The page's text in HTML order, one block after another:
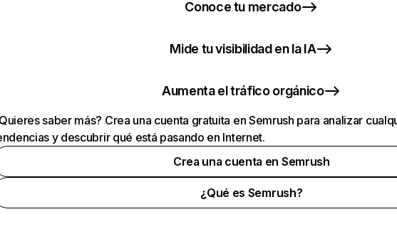
Conoce tu mercado
Mide tu visibilidad en la IA
Aumenta el tráfico orgánico
saber más? Crea una cuenta gratuita en Semrush para analizar
y descubrir qué está pasando en Internet.
Crea una cuenta en Semrush
¿Qué es Semrush?